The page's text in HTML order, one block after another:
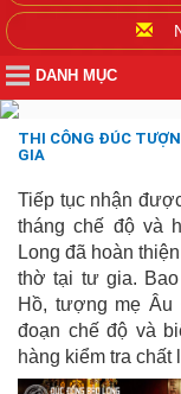
DANH MỤC
THI CÔNG ĐÚC
GIA
Tiếp tục nhận
tháng chế độ và
Long đã hoàn
thờ tại tư gia.
Hồ, tượng mẹ Âu
đoạn chế độ và
hàng kiểm tra